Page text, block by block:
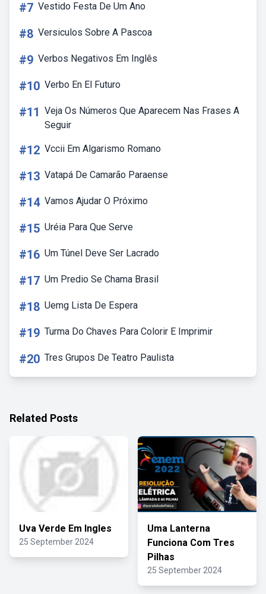
#7 Vestido Festa De Um Ano
#8 Versiculos Sobre A Pascoa
#9 Verbos Negativos Em Inglês
#10 Verbo En El Futuro
#11 Veja Os Números Que Aparecem Nas Frases A
Seguir
#12 Vccii Em Algarismo Romano
#13 Vatapá De Camarão Paraense
#14 Vamos Ajudar O Próximo
#15 Uréia Para Que Serve
#16 Um Túnel Deve Ser Lacrado
#17 Um Predio Se Chama Brasil
#18 Uemg Lista De Espera
#19 Turma Do Chaves Para Colorir E Imprimir
#20 Tres Grupos De Teatro Paulista
Related Posts
Uva Verde Em Ingles
25 September 2024
Uma Lanterna
Funciona Com Tres
Pilhas
25 September 2024